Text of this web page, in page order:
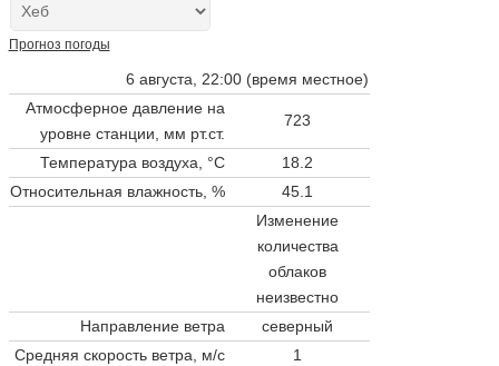
Прогноз погоды
6 августа, 22:00 (время местное)
Атмосферное давление на
уровне станции, мм рт.ст.
723
Температура воздуха, °C
18.2
Относительная влажность, %
45.1
Изменение
количества
облаков
неизвестно
Направление ветра
северный
Средняя скорость ветра, м/с
1